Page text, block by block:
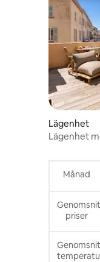
Lägenhet
Lägenhet
Månad
priser